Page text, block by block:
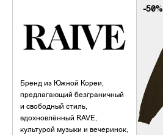
Бренд из Южной Кореи,
предлагающий безграничный
и свободный стиль,
вдохновлённый RAVE,
культурой музыки и вечеринок,
-50%